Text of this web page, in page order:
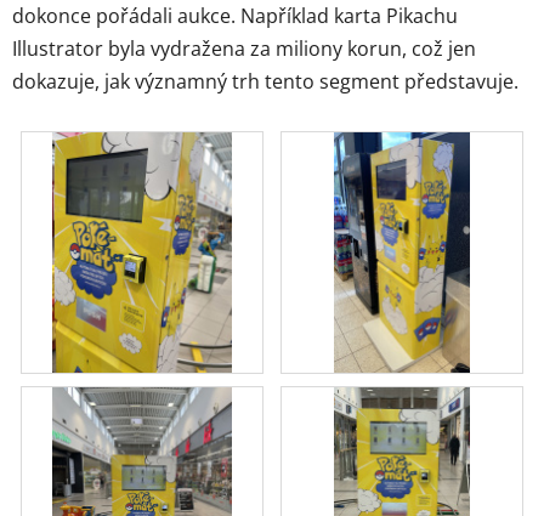
dokonce pořádali aukce. Například karta Pikachu
Illustrator byla vydražena za miliony korun, což jen
dokazuje, jak významný trh tento segment představuje.